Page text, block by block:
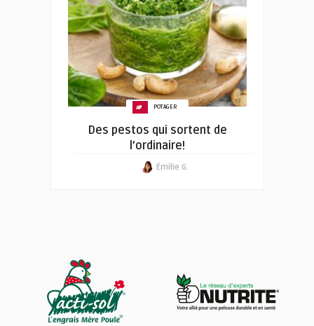
POTAGER
Des pestos qui sortent de
l’ordinaire!
Émilie G.